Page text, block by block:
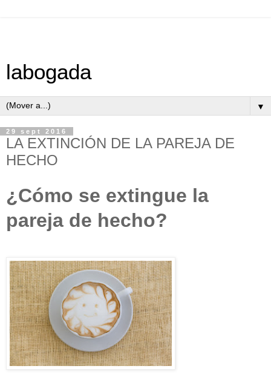
labogada
▼
29 sept 2016
LA EXTINCIÓN DE LA PAREJA DE
HECHO
¿Cómo se extingue la
pareja de hecho?